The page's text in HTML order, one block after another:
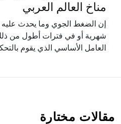
مناخ العالم العربي
إن الضغط الجوي وما يحدث
شهرية أو في فترات أطول من
العامل الأساسي الذي يقوم
مقالات مختارة